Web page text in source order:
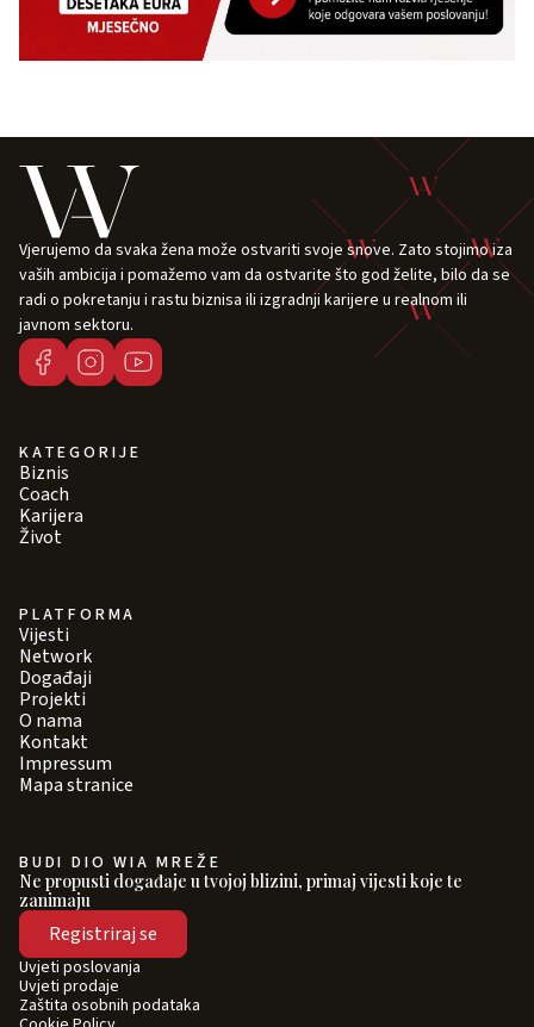
Vjerujemo da svaka žena može ostvariti svoje snove. Zato stojimo iza
vaših ambicija i pomažemo vam da ostvarite što god želite, bilo da se
radi o pokretanju i rastu biznisa ili izgradnji karijere u realnom ili
javnom sektoru.
KATEGORIJE
Biznis
Coach
Karijera
Život
PLATFORMA
Vijesti
Network
Događaji
Projekti
O nama
Kontakt
Impressum
Mapa stranice
BUDI DIO WIA MREŽE
Ne propusti događaje u tvojoj blizini, primaj vijesti koje te
zanimaju
Registriraj se
Uvjeti poslovanja
Uvjeti prodaje
Zaštita osobnih podataka